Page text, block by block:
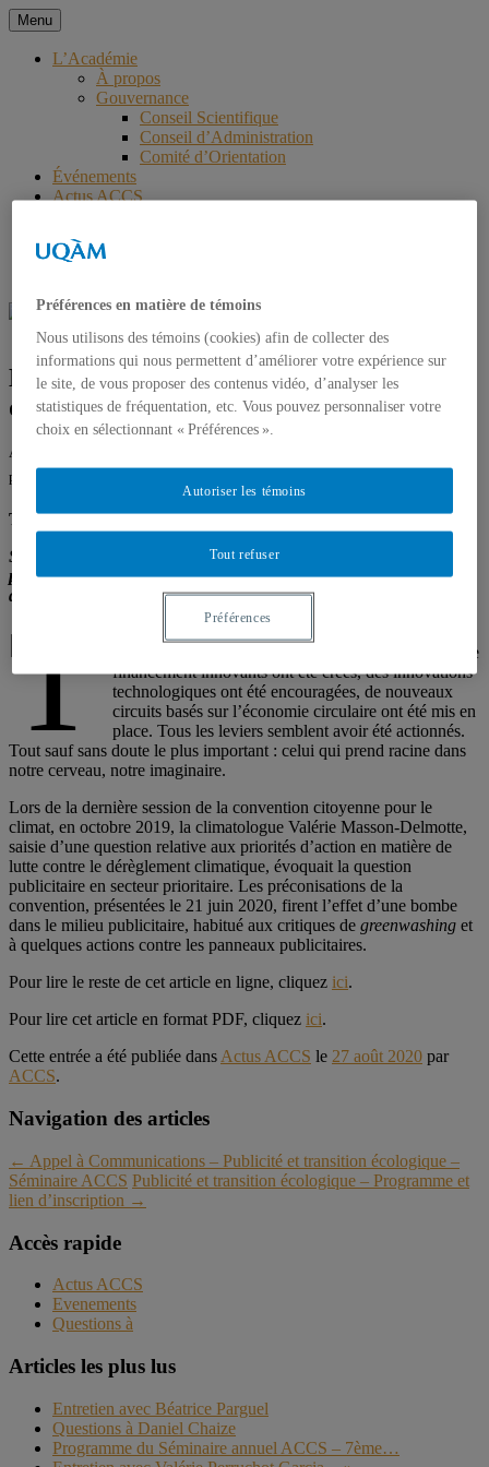
Aller
au
contenu
Académie des Controverses et
de la Communication Sensible
Menu
L’Académie
À propos
Gouvernance
Conseil Scientifique
Conseil d’Administration
Comité d’Orientation
Événements
Actus ACCS
Partenaires
Nous joindre
La transition écologique remet en
question le modèle publicitaire
Article paru dans l’édition du 25 août 2020 du journal
pouvez consulter en cliquant
Thierry Libaert
Si elle opère sa révolution, la publicité peut constituer, de par son
poids sur les imaginaires, un levier majeur dans la lutte contre le
dérèglement climatique, estime l’universitaire.
T
out, ou presque, aura été essayé en matière de lutte
contre le dérèglement climatique. Des mécanismes de
financement innovants ont été créés, des innovations
technologiques ont été encouragées, de nouveaux
circuits basés sur l’économie circulaire ont été mis en
place. Tous les leviers semblent avoir été actionnés.
Tout sauf sans doute le plus important : celui qui prend racine dans
notre cerveau, notre imaginaire.
Lors de la dernière session de la convention citoyenne pour le
climat, en octobre 2019, la climatologue Valérie Masson-Delmotte,
saisie d’une question relative aux priorités d’action en matière de
lutte contre le dérèglement climatique, évoquait la question
publicitaire en secteur prioritaire. Les préconisations de la
convention, présentées le 21 juin 2020, firent l’effet d’une bombe
dans le milieu publicitaire, habitué aux critiques de greenwashing et
à quelques actions contre les panneaux publicitaires.
Pour lire le reste de cet article en ligne, cliquez ici.
Pour lire cet article en format PDF, cliquez ici.
Cette entrée a été publiée dansActus ACCS le 27 août 2020 par
ACCS.
Navigation des articles
← Appel à Communications – Publicité et transition écologique –
Séminaire ACCS Publicité et transition écologique – Programme et
lien d’inscription →
Accès rapide
Actus ACCS
Evenements
Questions à
Articles les plus lus
Entretien avec Béatrice Parguel
Questions à Daniel Chaize
Programme du Séminaire annuel ACCS – 7ème…
Préférences en matière de témoins
Nous utilisons des témoins (cookies) afin de collecter des
informations qui nous permettent d’améliorer votre expérience sur
le site, de vous proposer des contenus vidéo, d’analyser les
statistiques de fréquentation, etc. Vous pouvez personnaliser votre
choix en sélectionnant « Préférences ».
Tout refuser
Autoriser les témoins
Préférences